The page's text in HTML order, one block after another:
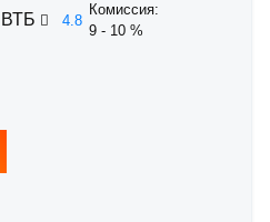
ВТБ 4.8
Комиссия:
9 - 10 %